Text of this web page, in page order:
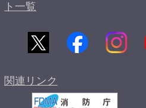
ト一覧
関連リンク